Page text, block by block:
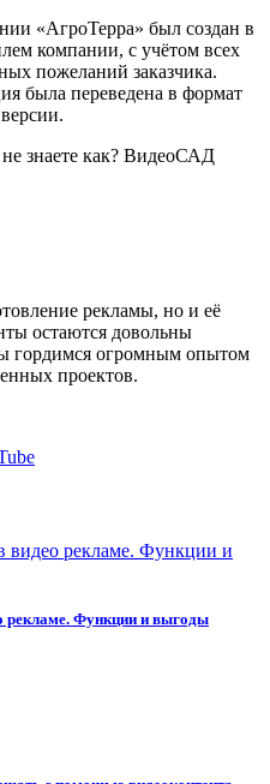
«АгроТерра» был создан в
компании, с учётом всех
пожеланий заказчика.
была переведена в формат
знаете как? ВидеоСАД
рекламы, но и её
остаются довольны
гордимся огромным опытом
проектов.
рекламе. Функции и выгоды